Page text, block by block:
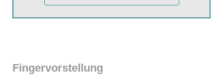
Fingervorstellung